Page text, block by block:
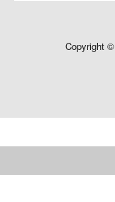
Copyright ©